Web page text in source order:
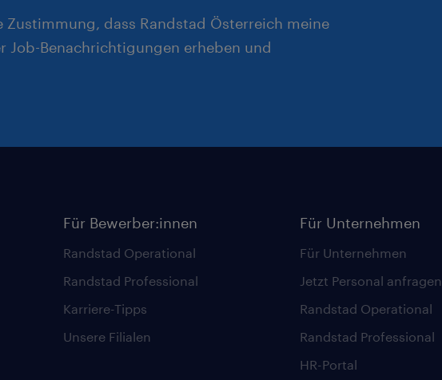
Zustimmung, dass Randstad Österreich meine
Job-Benachrichtigungen erheben und
Für Bewerber:innen
Randstad Operational
Randstad Professional
Karriere-Tipps
Unsere Filialen
Für Unternehmen
Für Unternehmen
Jetzt Personal anfragen
Randstad Operational
Randstad Professional
HR-Portal